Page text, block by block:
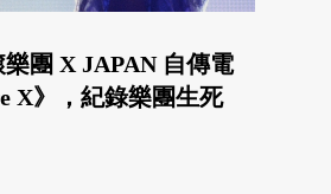
團 X JAPAN 自傳電
X》，紀錄樂團生死